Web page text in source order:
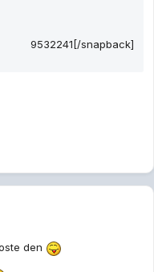
9532241[/snapback]
den